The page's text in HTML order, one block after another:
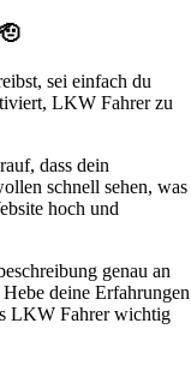
sei einfach du
LKW Fahrer zu
dass dein
schnell sehen, was
hoch und
genau an
deine Erfahrungen
LKW Fahrer wichtig